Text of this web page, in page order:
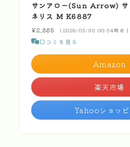
サンアロー(Sun Arrow) サ
ネリス M K6887
¥2,885 （2026/05/30 00:54時点 |
口コミを見る
Amazon
楽天市場
Yahooショッ